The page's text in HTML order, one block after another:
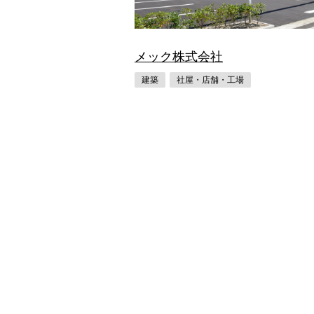
メック株式会社
建築 社屋・店舗・工場